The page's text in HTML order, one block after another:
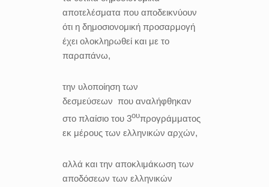
αποτελέσματα που αποδεικνύουν
ότι η δημοσιονομική προσαρμογή
έχει ολοκληρωθεί και με το
παραπάνω,
την υλοποίηση των
δεσμεύσεων που αναλήφθηκαν
στο πλαίσιο του 3ουπρογράμματος
εκ μέρους των ελληνικών αρχών,
αλλά και την αποκλιμάκωση των
αποδόσεων των ελληνικών